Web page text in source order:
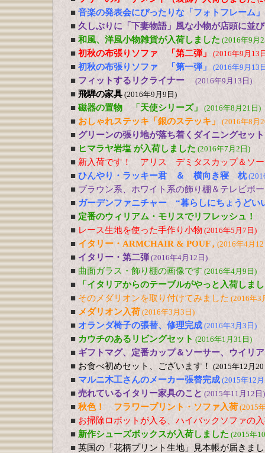
■ 音楽の発表会にぴったりな「フォトフレーム
■ 久しぶりに「下妻物語」風な小物が店頭に並
■ 和風、洋風小物雑貨が入荷しました (2016年9月
■ 初秋の布張りソファ 「第二弾」 (2016年9月13
■ 初秋の布張りソファ 「第一弾」 (2016年9月13
■ フィットするリクライナー (2016年9月13日)
■ 飛騨の家具 (2016年9月9日)
■ 磁器の置物 「天使シリーズ」 (2016年8月21日)
■ おしゃれステッキ「銀のステッキ」 (2016年8月
■ グリーンの張り地が落ち着くダイニングセッ
■ ヒマラヤ岩塩 が入荷しました (2016年7月2日)
■ 新入荷です！ アリス デミタスカップ＆ソ
■ ひんやり・ラッキー君 ＆ 横向き寝 枕
■ ブラウン系、ホワイト系の飾り棚＆テレビボ
■ ガーデンファニチャー “暮らしにちょうど
■ 定番のウィリアム・モリスでリフレッシュ！
■ レース生地を使った手作り小物 (2016年5月7日)
■ イタリー・ARMCHAIR & POUF , (2016年4月
■ イタリー・第二弾 (2016年4月12日)
■ 曲面ガラス・飾り棚の画像です (2016年4月9日)
■
「イタリアからのテーブルがやっと入荷しま
■ そのメダリオンを取り付けてみました (2016年3
■ メダリオン入荷 (2016年3月3日)
■ オランダ椅子の張替、修理完成 (2016年3月3日)
■ カウチのあるリビングセット (2016年1月31日)
■ ギフトマグ、定番カップ＆ソーサー、ウイリ
■ お食べ初めセット、ございます！ (2015年12月
■ マルニ木工さんのメーカー張替完成 (2015年12
■ 売れているイタリー家具のこと (2015年11月12日)
■ 秋色！ フラワープリント・ソファ入荷 (2015
■ お掃除ロボットが入る、ハイバックソファの
■ 新作シューズボックスが入荷しました (2015年
■ 英国の「花柄プリント生地」見本帳が届きま